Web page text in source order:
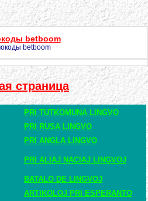
betboom
betboom
страница
PRI TUTKOMUNA LINGVO
PRI RUSA LINGVO
PRI ANGLA LINGVO
PRI ALIAJ NACIAJ LINGVOJ
BATALO DE LINGVOJ
ARTIKOLOJ PRI ESPERANTO